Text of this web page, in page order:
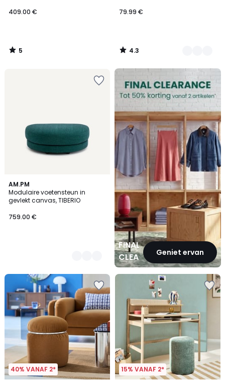
409.00 €
5
/
79.99 €
4.3
/
AM.PM
Modulaire voetensteun in
gevlekt canvas, TIBERIO
759.00 €
3
Kleuren
FINAL
CLEARANCEGeniet ervan
FINAL
CLEARANCE
40% VANAF 2* 15% VANAF 2*